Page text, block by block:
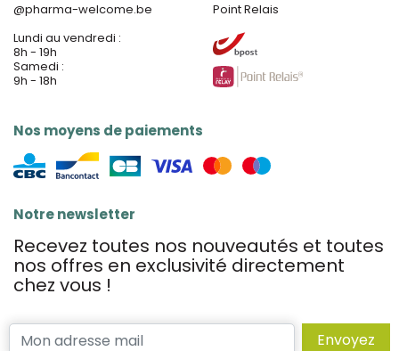
@pharma-welcome.be
Lundi au vendredi :
8h - 19h
Samedi :
9h - 18h
Nos moyens de paiements
Point Relais
Notre newsletter
Recevez toutes nos nouveautés et toutes
nos offres en exclusivité directement
chez vous !
Envoyez